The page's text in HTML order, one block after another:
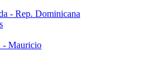
- Rep. Dominicana
- Mauricio